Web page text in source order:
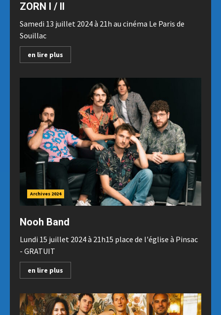
ZORN I / II
Samedi 13 juillet 2024 à 21h au cinéma Le Paris de
Souillac
en lire plus
Archives 2024
Nooh Band
Lundi 15 juillet 2024 à 21h15 place de l'église à Pinsac
- GRATUIT
en lire plus